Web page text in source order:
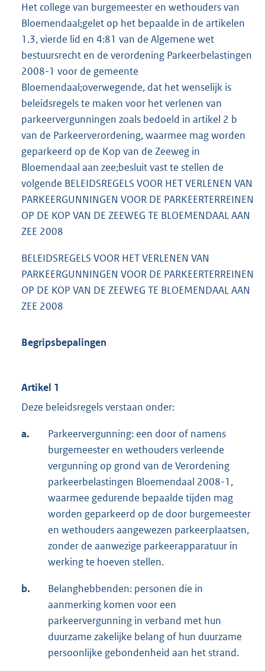
Het college van burgemeester en wethouders van
Bloemendaal;gelet op het bepaalde in de artikelen
1.3, vierde lid en 4:81 van de Algemene wet
bestuursrecht en de verordening Parkeerbelastingen
2008-1 voor de gemeente
Bloemendaal;overwegende, dat het wenselijk is
beleidsregels te maken voor het verlenen van
parkeervergunningen zoals bedoeld in artikel 2 b
van de Parkeerverordening, waarmee mag worden
geparkeerd op de Kop van de Zeeweg in
Bloemendaal aan zee;besluit vast te stellen de
volgende BELEIDSREGELS VOOR HET VERLENEN VAN
PARKEERGUNNINGEN VOOR DE PARKEERTERREINEN
OP DE KOP VAN DE ZEEWEG TE BLOEMENDAAL AAN
ZEE 2008
BELEIDSREGELS VOOR HET VERLENEN VAN
PARKEERGUNNINGEN VOOR DE PARKEERTERREINEN
OP DE KOP VAN DE ZEEWEG TE BLOEMENDAAL AAN
ZEE 2008
Begripsbepalingen
Artikel 1
Deze beleidsregels verstaan onder:
a.
Parkeervergunning: een door of namens
burgemeester en wethouders verleende
vergunning op grond van de Verordening
parkeerbelastingen Bloemendaal 2008-1,
waarmee gedurende bepaalde tijden mag
worden geparkeerd op de door burgemeester
en wethouders aangewezen parkeerplaatsen,
zonder de aanwezige parkeerapparatuur in
werking te hoeven stellen.
b.
Belanghebbenden: personen die in
aanmerking komen voor een
parkeervergunning in verband met hun
duurzame zakelijke belang of hun duurzame
persoonlijke gebondenheid aan het strand.